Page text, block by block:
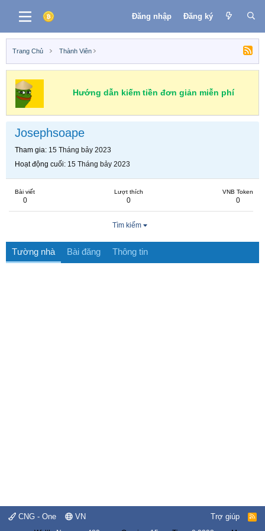
Đăng nhập Đăng ký
Trang Chủ Thành Viên
Hướng dẫn kiếm tiền đơn giản miễn phí
Josephsoape
Tham gia 15 Tháng bảy 2023
Hoạt động cuối 15 Tháng bảy 2023
Bài viết
0
Lượt thích
0
VNB Token
0
Tìm kiếm
Tường nhà Bài đăng Thông tin
CNG - One VN Trợ giúp
R